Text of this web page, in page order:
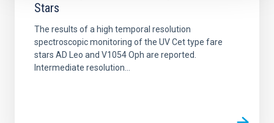
Stars
The results of a high temporal resolution
spectroscopic monitoring of the UV Cet type fare
stars AD Leo and V1054 Oph are reported.
Intermediate resolution...